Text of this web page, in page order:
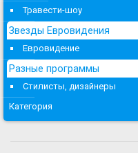
Травести-шоу
Звезды Евровидения
Евровидение
Разные программы
Стилисты, дизайнеры
Категория